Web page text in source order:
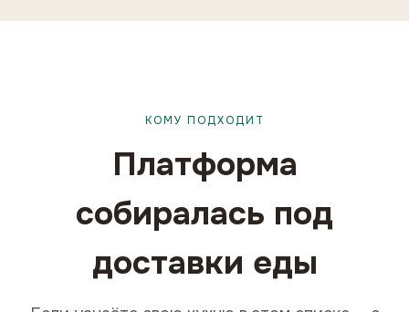
КОМУ ПОДХОДИТ
Платформа
собиралась под
доставки еды